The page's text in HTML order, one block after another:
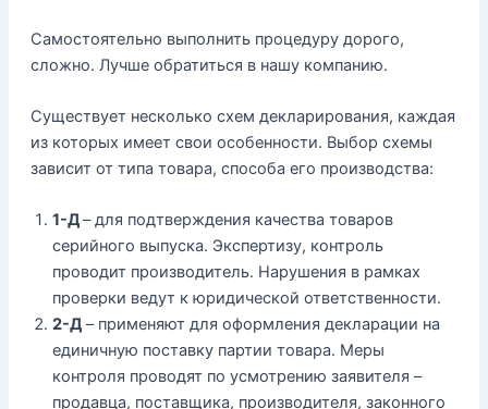
Самостоятельно выполнить процедуру дорого,
сложно. Лучше обратиться в нашу компанию.
Существует несколько схем декларирования, каждая
из которых имеет свои особенности. Выбор схемы
зависит от типа товара, способа его производства:
1-Д– для подтверждения качества товаров
серийного выпуска. Экспертизу, контроль
проводит производитель. Нарушения в рамках
проверки ведут к юридической ответственности.
2-Д– применяют для оформления декларации на
единичную поставку партии товара. Меры
контроля проводят по усмотрению заявителя –
продавца, поставщика, производителя, законного